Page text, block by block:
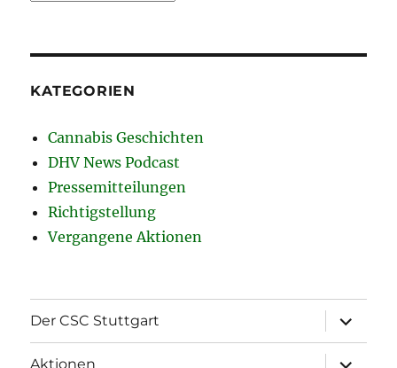
KATEGORIEN
Cannabis Geschichten
DHV News Podcast
Pressemitteilungen
Richtigstellung
Vergangene Aktionen
Der CSC Stuttgart
öffnen
Aktionen